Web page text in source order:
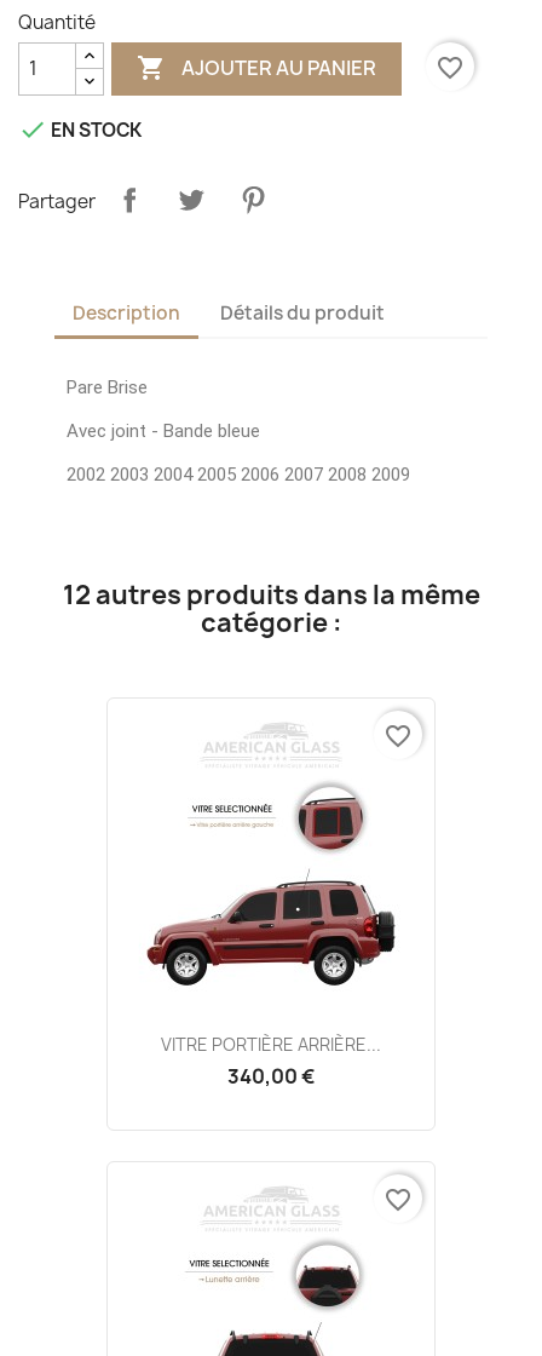
Quantité
 AJOUTER AU PANIER favorite_border
 EN STOCK
Partager
Description Détails du produit
Pare Brise
Avec joint - Bande bleue
2002 2003 2004 2005 2006 2007 2008 2009
12 autres produits dans la même
catégorie :
VITRE PORTIÈRE ARRIÈRE...
340,00 €
favorite_border
favorite_border